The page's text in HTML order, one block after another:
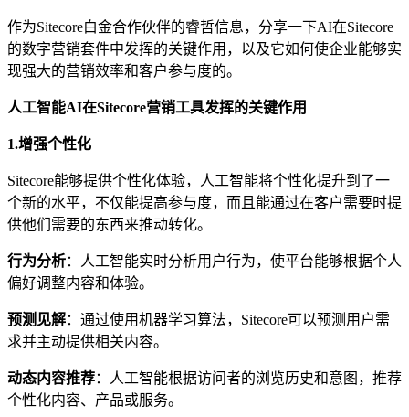
作为Sitecore白金合作伙伴的睿哲信息，分享一下AI在Sitecore
的数字营销套件中发挥的关键作用，以及它如何使企业能够实
现强大的营销效率和客户参与度的。
人工智能AI在Sitecore营销工具发挥的关键作用
1.增强个性化
Sitecore能够提供个性化体验，人工智能将个性化提升到了一
个新的水平，不仅能提高参与度，而且能通过在客户需要时提
供他们需要的东西来推动转化。
行为分析：人工智能实时分析用户行为，使平台能够根据个人
偏好调整内容和体验。
预测见解：通过使用机器学习算法，Sitecore可以预测用户需
求并主动提供相关内容。
动态内容推荐：人工智能根据访问者的浏览历史和意图，推荐
个性化内容、产品或服务。